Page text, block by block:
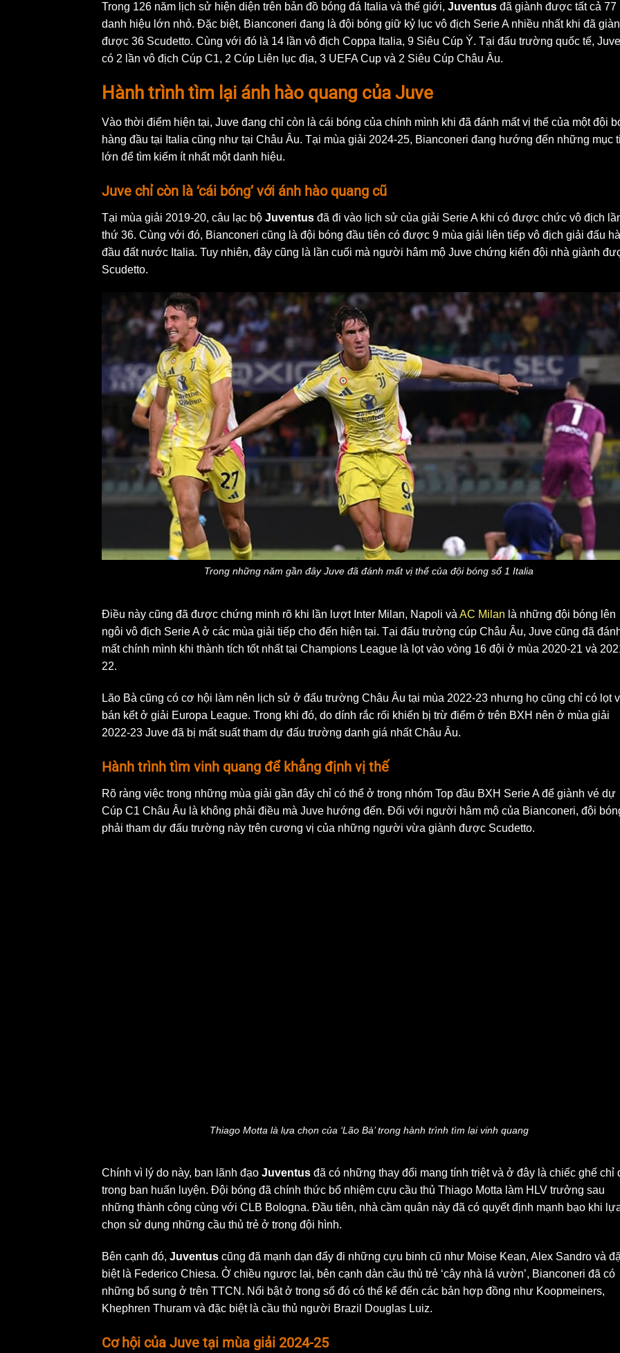
Trong 126 năm lịch sử hiện diện trên bản đồ bóng đá Italia và thế giới, Juventus đã giành được tất cả 77
danh hiệu lớn nhỏ. Đặc biệt, Bianconeri đang là đội bóng giữ kỷ lục vô địch Serie A nhiều nhất khi đã
được 36 Scudetto. Cùng với đó là 14 lần vô địch Coppa Italia, 9 Siêu Cúp Ý. Tại đấu trường quốc tế,
có 2 lần vô địch Cúp C1, 2 Cúp Liên lục địa, 3 UEFA Cup và 2 Siêu Cúp Châu Âu.
Hành trình tìm lại ánh hào quang của Juve
Vào thời điểm hiện tại, Juve đang chỉ còn là cái bóng của chính mình khi đã đánh mất vị thế của một đội
hàng đầu tại Italia cũng như tại Châu Âu. Tại mùa giải 2024-25, Bianconeri đang hướng đến những mục
lớn để tìm kiếm ít nhất một danh hiệu.
Juve chỉ còn là ‘cái bóng’ với ánh hào quang cũ
Tại mùa giải 2019-20, câu lạc bộ Juventus đã đi vào lịch sử của giải Serie A khi có được chức vô địch
thứ 36. Cùng với đó, Bianconeri cũng là đội bóng đầu tiên có được 9 mùa giải liên tiếp vô địch giải đấu
đầu đất nước Italia. Tuy nhiên, đây cũng là lần cuối mà người hâm mộ Juve chứng kiến đội nhà giành
Scudetto.
Trong những năm gần đây Juve đã đánh mất vị thế của đội bóng số 1 Italia
Điều này cũng đã được chứng minh rõ khi lần lượt Inter Milan, Napoli và AC Milan là những đội bóng lên
ngôi vô địch Serie A ở các mùa giải tiếp cho đến hiện tại. Tại đấu trường cúp Châu Âu, Juve cũng đã
mất chính mình khi thành tích tốt nhất tại Champions League là lọt vào vòng 16 đội ở mùa 2020-21 và
22.
Lão Bà cũng có cơ hội làm nên lịch sử ở đấu trường Châu Âu tại mùa 2022-23 nhưng họ cũng chỉ có lọt
bán kết ở giải Europa League. Trong khi đó, do dính rắc rối khiến bị trừ điểm ở trên BXH nên ở mùa giải
2022-23 Juve đã bị mất suất tham dự đấu trường danh giá nhất Châu Âu.
Hành trình tìm vinh quang để khẳng định vị thế
Rõ ràng việc trong những mùa giải gần đây chỉ có thể ở trong nhóm Top đầu BXH Serie A để giành vé dự
Cúp C1 Châu Âu là không phải điều mà Juve hướng đến. Đối với người hâm mộ của Bianconeri, đội
phải tham dự đấu trường này trên cương vị của những người vừa giành được Scudetto.
Thiago Motta là lựa chọn của ‘Lão Bà’ trong hành trình tìm lại vinh quang
Chính vì lý do này, ban lãnh đạo Juventus đã có những thay đổi mang tính triệt và ở đây là chiếc ghế chỉ
trong ban huấn luyện. Đội bóng đã chính thức bổ nhiệm cựu cầu thủ Thiago Motta làm HLV trưởng sau
những thành công cùng với CLB Bologna. Đầu tiên, nhà cầm quân này đã có quyết định mạnh bạo khi
chọn sử dụng những cầu thủ trẻ ở trong đội hình.
Bên cạnh đó, Juventus cũng đã mạnh dạn đẩy đi những cựu binh cũ như Moise Kean, Alex Sandro và
biệt là Federico Chiesa. Ở chiều ngược lại, bên cạnh dàn cầu thủ trẻ ‘cây nhà lá vườn’, Bianconeri đã có
những bổ sung ở trên TTCN. Nổi bật ở trong số đó có thể kể đến các bản hợp đồng như Koopmeiners,
Khephren Thuram và đặc biệt là cầu thủ người Brazil Douglas Luiz.
Cơ hội của Juve tại mùa giải 2024-25